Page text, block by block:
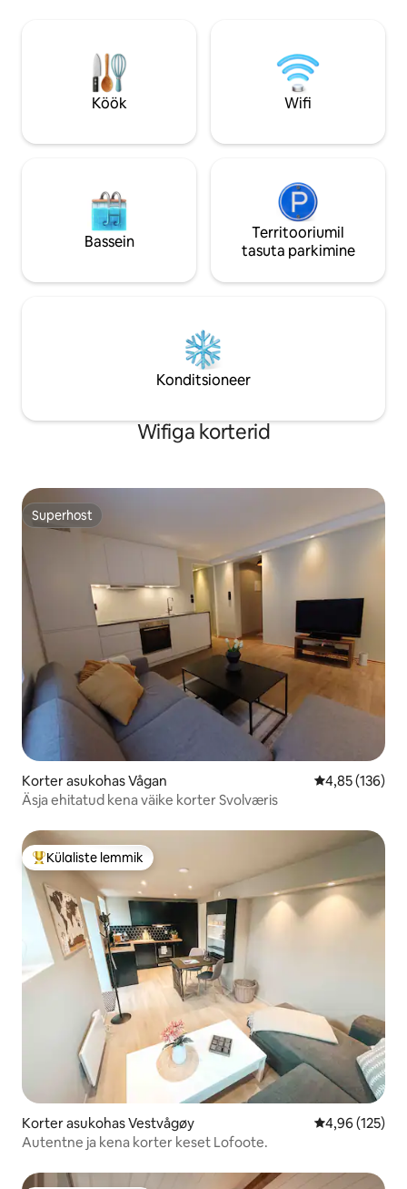
tee mägede,
suurepäraste
suvel
Köök Wifi
Bassein
Territooriumil
tasuta parkimine
Konditsioneer
Wifiga korterid
Superhost
Superhost
Korter asukohas Vågan Keskmine
4,85 (136)
Äsja ehitatud kena väike korter Svolværis
Külaliste suur lemmik
Külaliste lemmik
Korter asukohas Vestvågøy Keskmine
4,96 (125)
Autentne ja kena korter keset Lofoote.